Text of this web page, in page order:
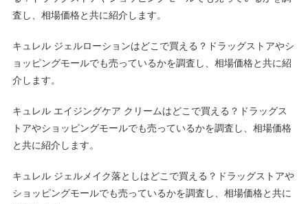
査し、相場価格と共に紹介します。
キュレル ジェルローションはどこで買える？ドラッグストアやシ
ョッピングモールでも売っているかを調査し、相場価格と共に紹
介します。
キュレル エイジングケア クリームはどこで買える？ドラッグス
トアやショッピングモールでも売っているかを調査し、相場価格
と共に紹介します。
キュレル ジェルメイク落としはどこで買える？ドラッグストアや
ショッピングモールでも売っているかを調査し、相場価格と共に